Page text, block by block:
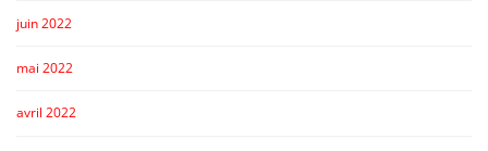
juin 2022
mai 2022
avril 2022